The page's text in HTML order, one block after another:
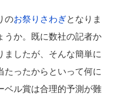
のお祭りさわぎとなりま
うか。既に数社の記者か
ましたが、そんな簡単に
たったからといって何に
ベル賞は合理的予測が難